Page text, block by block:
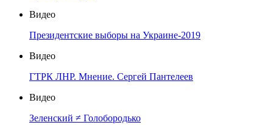
Видео
Президентские выборы на Украине-2019
Видео
ГТРК ЛНР. Мнение. Сергей Пантелеев
Видео
Зеленский ≠ Голобородько